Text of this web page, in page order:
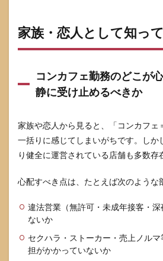
家族・恋人として知っ
コンカフェ勤務のどこが
静に受け止めるべきか
家族や恋人から見ると、「コンカフェ
一括りに感じてしまいがちです。しか
り健全に運営されている店舗も多数存
心配すべき点は、たとえば次のような
違法営業（無許可・未成年接客・
ないか
セクハラ・ストーカー・売上ノル
担がかかっていないか